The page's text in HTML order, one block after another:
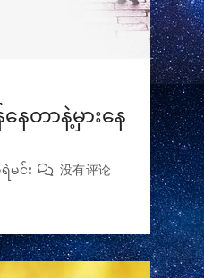
နေတာနဲ့မှားနေ
မင်း 没有评论